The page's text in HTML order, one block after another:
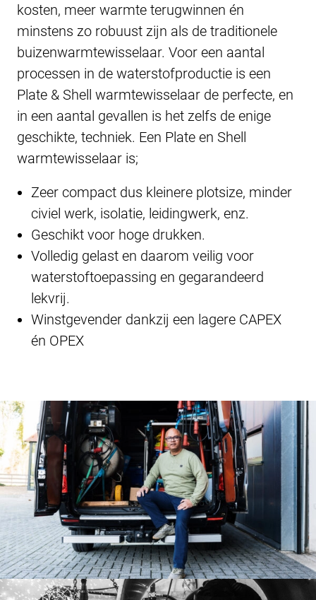
kosten, meer warmte terugwinnen én
minstens zo robuust zijn als de traditionele
buizenwarmtewisselaar. Voor een aantal
processen in de waterstofproductie is een
Plate & Shell warmtewisselaar de perfecte, en
in een aantal gevallen is het zelfs de enige
geschikte, techniek. Een Plate en Shell
warmtewisselaar is;
Zeer compact dus kleinere plotsize, minder
civiel werk, isolatie, leidingwerk, enz.
Geschikt voor hoge drukken.
Volledig gelast en daarom veilig voor
waterstoftoepassing en gegarandeerd
lekvrij.
Winstgevender dankzij een lagere CAPEX
én OPEX